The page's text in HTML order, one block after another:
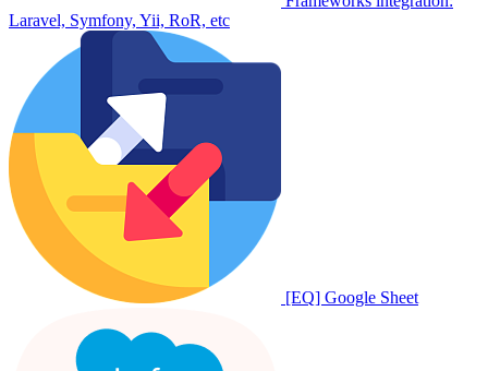
Laravel, Symfony, Yii, RoR, etc
[EQ] Google Sheet